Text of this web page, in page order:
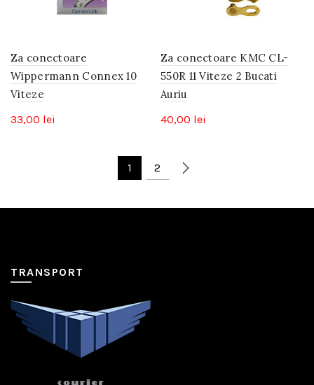
Za conectoare
Wippermann Connex 10
Viteze
33,00 lei
Za conectoare KMC CL-
550R 11 Viteze 2 Bucati
Auriu
40,00 lei
1 2
TRANSPORT